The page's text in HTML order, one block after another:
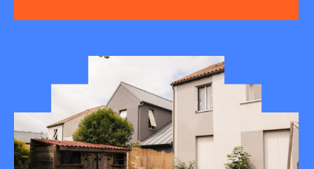
Les villages d'enfants
Mon espace donateur